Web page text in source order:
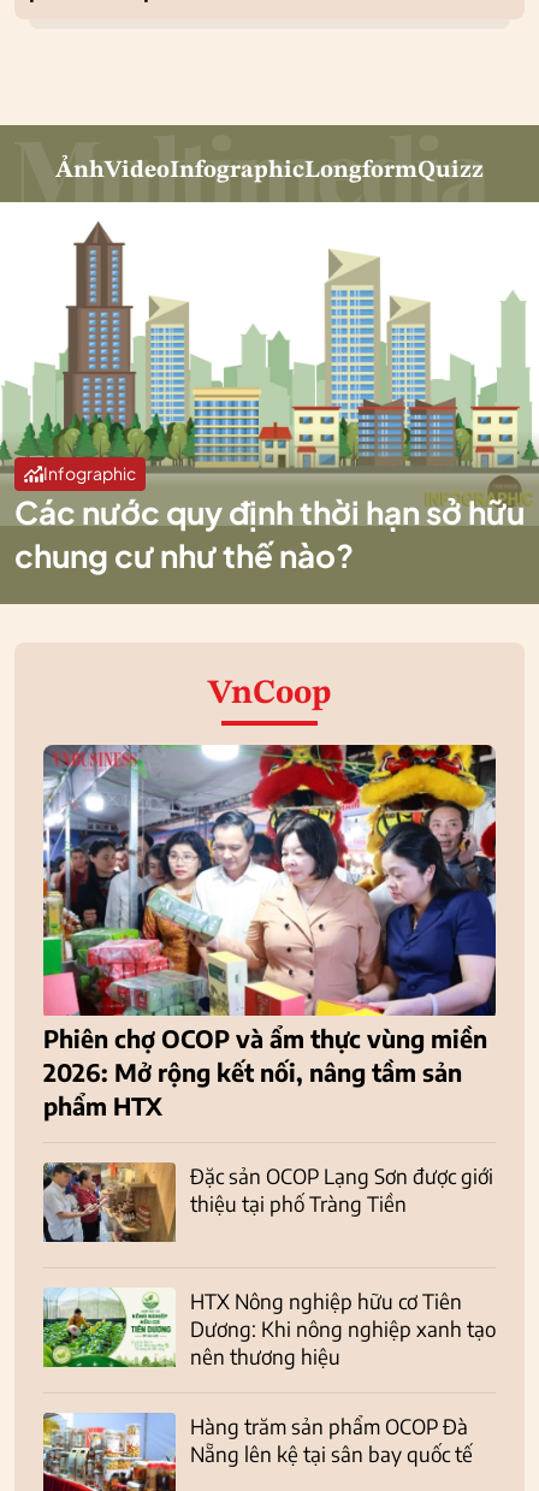
ẢnhVideoInfographicLongformQuizz
Infographic
Các nước quy định thời hạn sở hữu
chung cư như thế nào?
VnCoop
Phiên chợ OCOP và ẩm thực vùng miền
2026: Mở rộng kết nối, nâng tầm sản
phẩm HTX
Đặc sản OCOP Lạng Sơn được giới
thiệu tại phố Tràng Tiền
HTX Nông nghiệp hữu cơ Tiên
Dương: Khi nông nghiệp xanh tạo
nên thương hiệu
Hàng trăm sản phẩm OCOP Đà
Nẵng lên kệ tại sân bay quốc tế